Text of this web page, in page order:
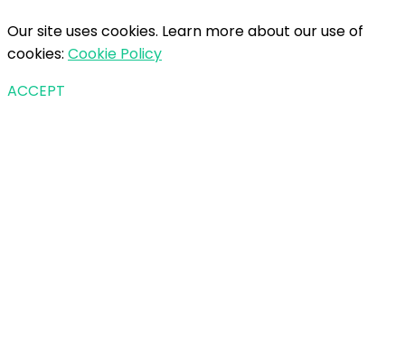
Our site uses cookies. Learn more about our use of
cookies: Cookie Policy
ACCEPT